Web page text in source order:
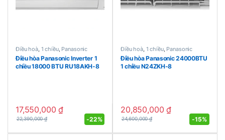
Điều hoà, 1 chiều, Panasonic
Điều hòa Panasonic Inverter 1
chiều 18000 BTU RU18AKH-8
17,550,000₫
22,390,000₫ -22%
Điều hoà, 1 chiều, Panasonic
Điều hòa Panasonic 24000BTU
1 chiều N24ZKH-8
20,850,000₫
24,600,000₫ -15%